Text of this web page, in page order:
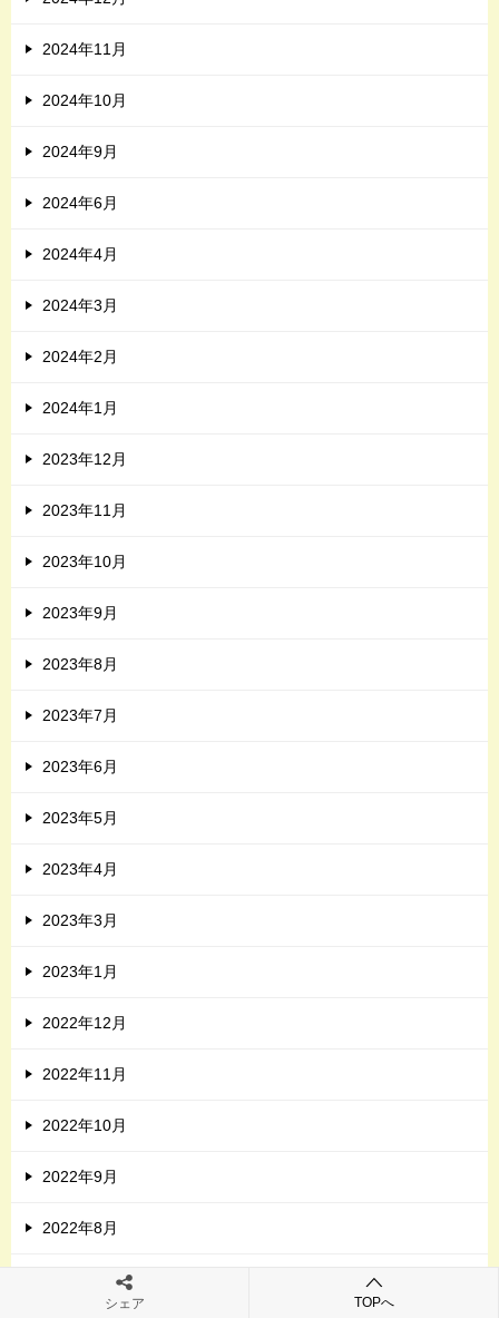
2024年11月
2024年10月
2024年9月
2024年6月
2024年4月
2024年3月
2024年2月
2024年1月
2023年12月
2023年11月
2023年10月
2023年9月
2023年8月
2023年7月
2023年6月
2023年5月
2023年4月
2023年3月
2023年1月
2022年12月
2022年11月
2022年10月
2022年9月
2022年8月
2022年7月
シェア TOPへ